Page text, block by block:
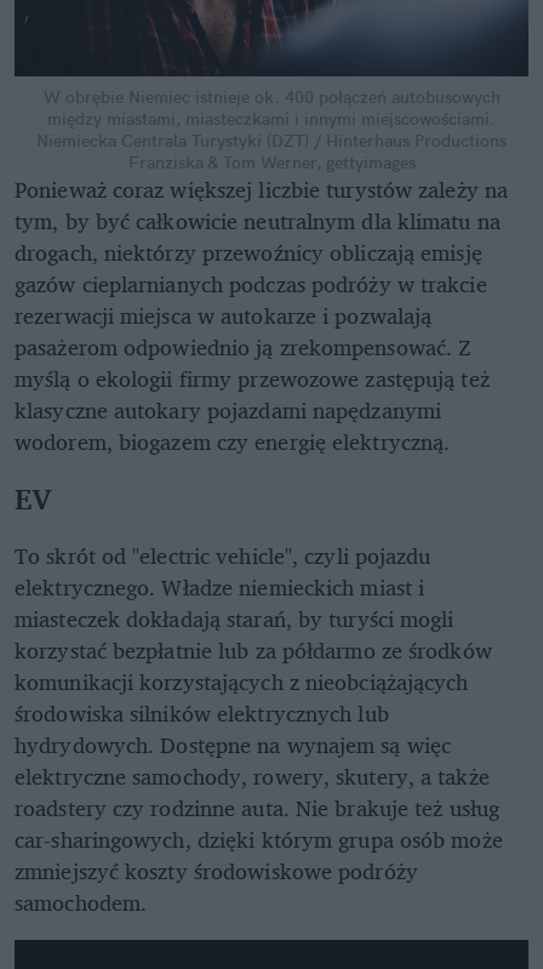
W obrębie Niemiec istnieje ok. 400 połączeń autobusowych
między miastami, miasteczkami i innymi miejscowościami.
Niemiecka Centrala Turystyki (DZT) / Hinterhaus Productions
Franziska & Tom Werner, gettyimages
Ponieważ coraz większej liczbie turystów zależy na
tym, by być całkowicie neutralnym dla klimatu na
drogach, niektórzy przewoźnicy obliczają emisję
gazów cieplarnianych podczas podróży w trakcie
rezerwacji miejsca w autokarze i pozwalają
pasażerom odpowiednio ją zrekompensować. Z
myślą o ekologii firmy przewozowe zastępują też
klasyczne autokary pojazdami napędzanymi
wodorem, biogazem czy energię elektryczną.
EV
To skrót od "electric vehicle", czyli pojazdu
elektrycznego. Władze niemieckich miast i
miasteczek dokładają starań, by turyści mogli
korzystać bezpłatnie lub za półdarmo ze środków
komunikacji korzystających z nieobciążających
środowiska silników elektrycznych lub
hydrydowych. Dostępne na wynajem są więc
elektryczne samochody, rowery, skutery, a także
roadstery czy rodzinne auta. Nie brakuje też usług
car-sharingowych, dzięki którym grupa osób może
zmniejszyć koszty środowiskowe podróży
samochodem.